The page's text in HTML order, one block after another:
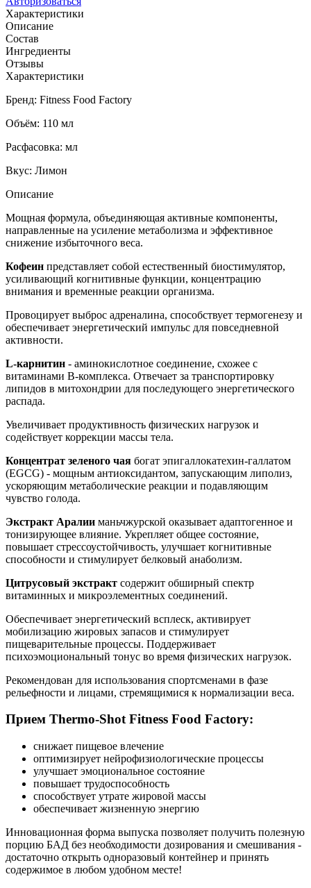
Характеристики
Описание
Состав
Ингредиенты
Отзывы
Характеристики
Бренд: Fitness Food Factory
Объём: 110 мл
Расфасовка: мл
Вкус: Лимон
Описание
Мощная формула, объединяющая активные компоненты,
направленные на усиление метаболизма и эффективное
снижение избыточного веса.
Кофеин представляет собой естественный биостимулятор,
усиливающий когнитивные функции, концентрацию
внимания и временные реакции организма.
Провоцирует выброс адреналина, способствует термогенезу и
обеспечивает энергетический импульс для повседневной
активности.
L-карнитин - аминокислотное соединение, схожее с
витаминами B-комплекса. Отвечает за транспортировку
липидов в митохондрии для последующего энергетического
распада.
Увеличивает продуктивность физических нагрузок и
содействует коррекции массы тела.
Концентрат зеленого чая богат эпигаллокатехин-галлатом
(EGCG) - мощным антиоксидантом, запускающим липолиз,
ускоряющим метаболические реакции и подавляющим
чувство голода.
Экстракт Аралии маньчжурской оказывает адаптогенное и
тонизирующее влияние. Укрепляет общее состояние,
повышает стрессоустойчивость, улучшает когнитивные
способности и стимулирует белковый анаболизм.
Цитрусовый экстракт содержит обширный спектр
витаминных и микроэлементных соединений.
Обеспечивает энергетический всплеск, активирует
мобилизацию жировых запасов и стимулирует
пищеварительные процессы. Поддерживает
психоэмоциональный тонус во время физических нагрузок.
Рекомендован для использования спортсменами в фазе
рельефности и лицами, стремящимися к нормализации веса.
Прием Thermo-Shot Fitness Food Factory:
снижает пищевое влечение
оптимизирует нейрофизиологические процессы
улучшает эмоциональное состояние
повышает трудоспособность
способствует утрате жировой массы
обеспечивает жизненную энергию
Инновационная форма выпуска позволяет получить полезную
порцию БАД без необходимости дозирования и смешивания -
достаточно открыть одноразовый контейнер и принять
содержимое в любом удобном месте!